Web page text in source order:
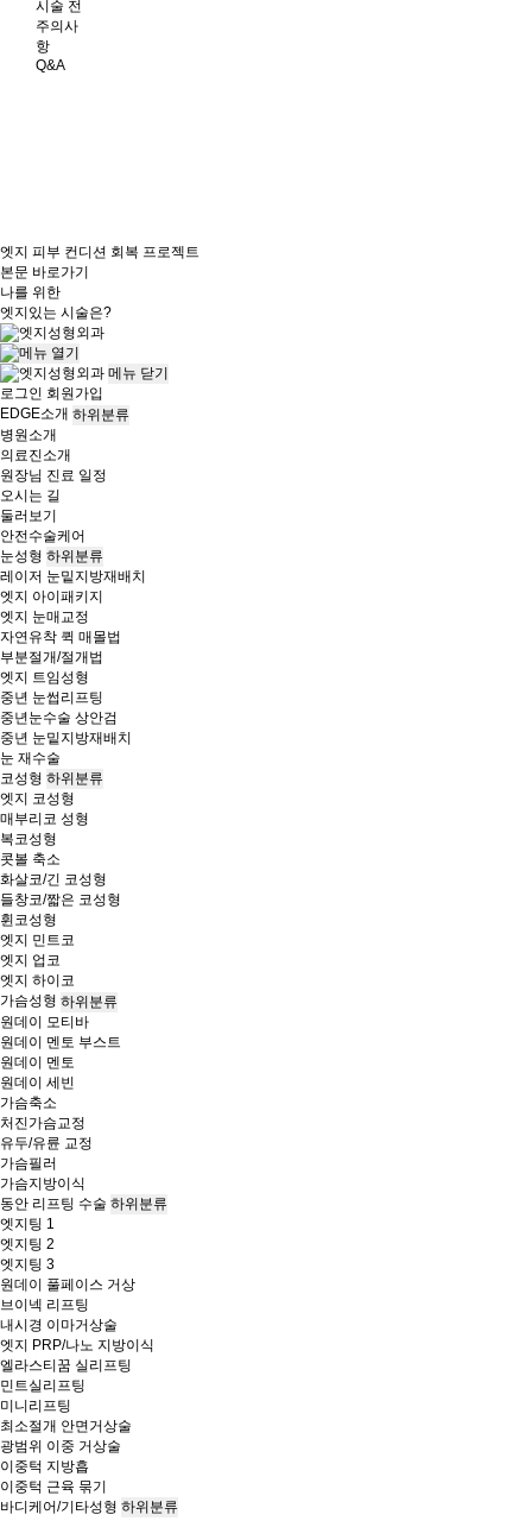
시술 전
주의사
항
Q&A
엣지 피부 컨디션 회복 프로젝트
본문 바로가기
나를 위한
엣지 있는 시술은?
메뉴 닫기
로그인 회원가입
EDGE소개 하위분류
병원소개
의료진소개
원장님 진료 일정
오시는 길
둘러보기
안전수술케어
눈성형 하위분류
레이저 눈밑지방재배치
엣지 아이패키지
엣지 눈매교정
자연유착 퀵 매몰법
부분절개/절개법
엣지 트임성형
중년 눈썹리프팅
중년눈수술 상안검
중년 눈밑지방재배치
눈 재수술
코성형 하위분류
엣지 코성형
매부리코 성형
복코성형
콧볼 축소
화살코/긴 코성형
들창코/짧은 코성형
휜코성형
엣지 민트코
엣지 업코
엣지 하이코
가슴성형 하위분류
원데이 모티바
원데이 멘토 부스트
원데이 멘토
원데이 세빈
가슴축소
처진가슴교정
유두/유륜 교정
가슴필러
가슴지방이식
동안 리프팅 수술 하위분류
엣지팅 1
엣지팅 2
엣지팅 3
원데이 풀페이스 거상
브이넥 리프팅
내시경 이마거상술
엣지 PRP/나노 지방이식
엘라스티꿈 실리프팅
민트실리프팅
미니리프팅
최소절개 안면거상술
광범위 이중 거상술
이중턱 지방흡
이중턱 근육 묶기
바디케어/기타성형 하위분류